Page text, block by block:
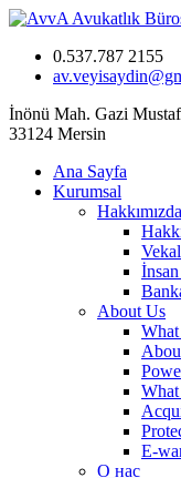
0.537.787 2155
İnönü Mah. Gazi
33124 Mersin
Ana Sayfa
Kurumsal
Hakkımızda
About Us
E-
О нас